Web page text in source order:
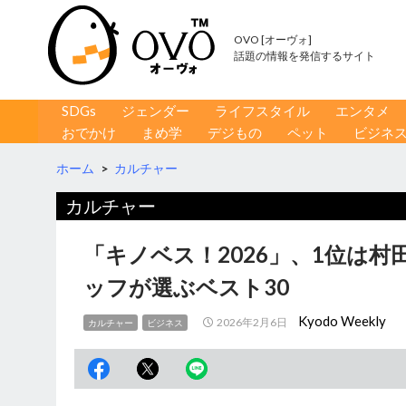
OVO [オーヴォ]
話題の情報を発信するサイト
コンテンツへ移動
SDGs ジェンダー ライフスタイル
エンタメ
おでかけ
まめ学 デジもの ペット ビジネ
ホーム > カルチャー
カルチャー
「キノベス！2026」、1位は
ッフが選ぶベスト30
カルチャー ビジネス 2026年2月6日 Kyodo Weekly